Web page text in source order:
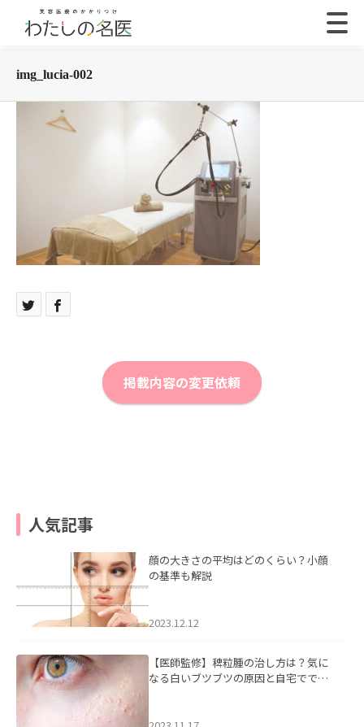
img_lucia-002
掲載内容の変更依頼
人気記事
顔の大きさの平均はどのくらい？小顔
の基準も解説
2023.12.12
【医師監修】稗粒腫の治し方は？気に
なる白いブツブツの原因と自宅ででき